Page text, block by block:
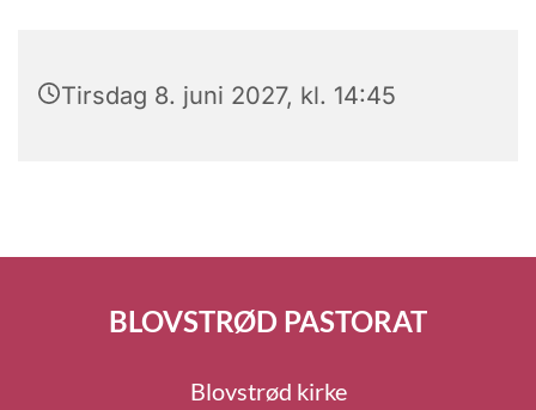
Tirsdag 8. juni 2027, kl. 14:45
BLOVSTRØD PASTORAT
Blovstrød kirke